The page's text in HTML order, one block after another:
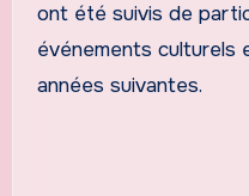
ont été suivis de
événements culturels
années suivantes.